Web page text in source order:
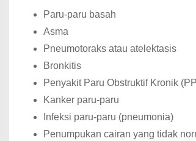
Paru-paru basah
Asma
Pneumotoraks atau atelektasis
Bronkitis
Penyakit Paru Obstruktif Kronik
Kanker paru-paru
Infeksi paru-paru (pneumonia)
Penumpukan cairan yang tidak